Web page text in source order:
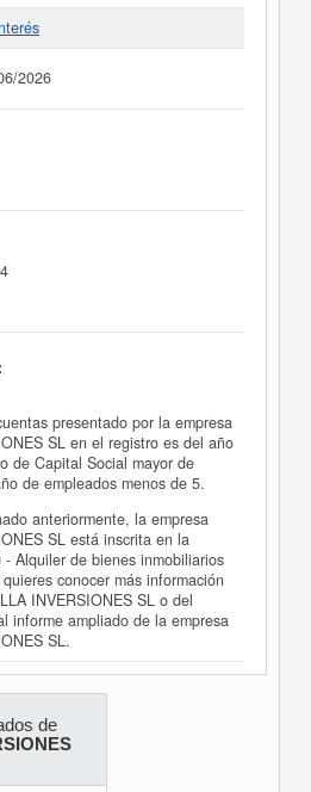
2026
presentado por la empresa
SL en el registro es del año
de Capital Social mayor de
de empleados menos de 5.
anteriormente, la empresa
SL está inscrita en la
Alquiler de bienes inmobiliarios
conocer más información
INVERSIONES SL o del
informe ampliado de la empresa
SL.
de